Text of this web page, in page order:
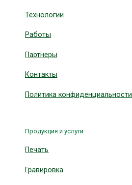
Технологии
Работы
Партнеры
Контакты
Политика конфиденциальности
Продукция и услуги
Печать
Гравировка